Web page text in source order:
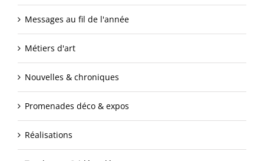
Messages au fil de l'année
Métiers d'art
Nouvelles & chroniques
Promenades déco & expos
Réalisations